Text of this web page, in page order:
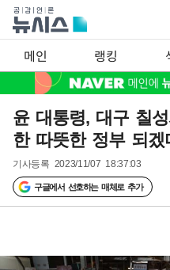
메인 랭킹
윤 대통령, 대구 칠
한 따뜻한 정부 되겠
기사등록 2023/11/07 18:37:03
구글에서 선호하는 매체로 추가